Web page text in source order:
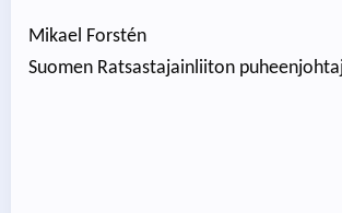
Mikael Forstén
Suomen Ratsastajainliiton